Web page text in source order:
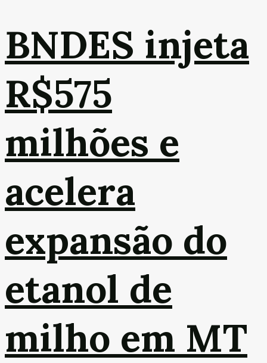
BNDES injeta
R$575
milhões e
acelera
expansão do
etanol de
milho em MT